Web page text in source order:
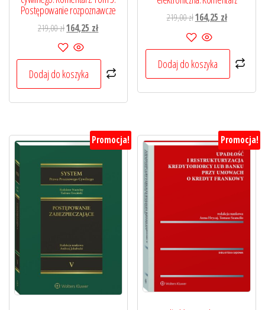
Postępowanie rozpoznawcze
219,00złPierwotna
cena
wynosiła:
219,00 zł.
164,25 złAktualna
164,25 zł.
Dodaj do koszyka
219,00złPierwotna
cena
wynosiła:
219,00 zł.
164,25 złAktualna
164,25 zł.
Dodaj do koszyka
Promocja! Promocja!